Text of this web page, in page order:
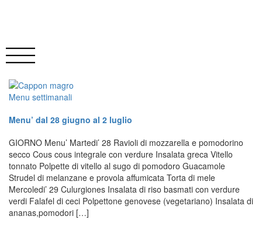
Menu settimanali
Menu’ dal 28 giugno al 2 luglio
GIORNO Menu’ Martedi’ 28 Ravioli di mozzarella e pomodorino
secco Cous cous integrale con verdure Insalata greca Vitello
tonnato Polpette di vitello al sugo di pomodoro Guacamole
Strudel di melanzane e provola affumicata Torta di mele
Mercoledi’ 29 Culurgiones Insalata di riso basmati con verdure
verdi Falafel di ceci Polpettone genovese (vegetariano) Insalata di
ananas,pomodori […]